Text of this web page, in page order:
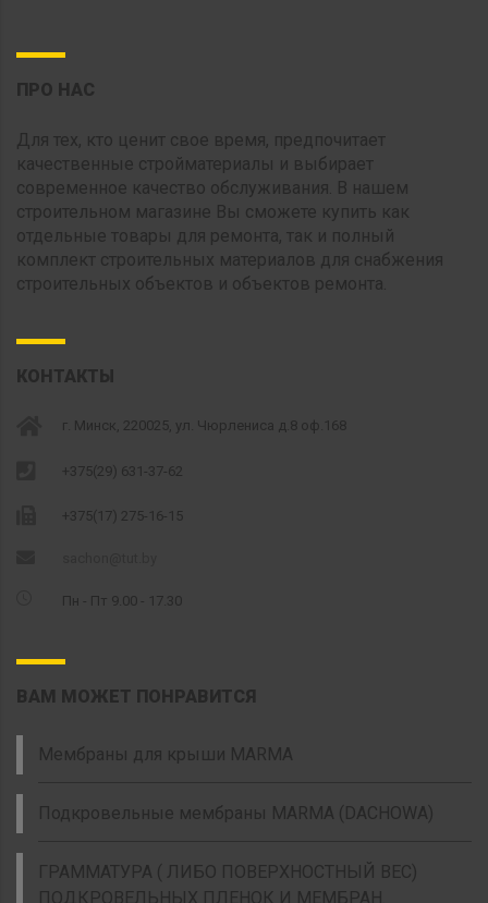
ПРО НАС
Для тех, кто ценит свое время, предпочитает
качественные стройматериалы и выбирает
современное качество обслуживания. В нашем
строительном магазине Вы сможете купить как
отдельные товары для ремонта, так и полный
комплект строительных материалов для снабжения
строительных объектов и объектов ремонта.
КОНТАКТЫ
г. Минск, 220025, ул. Чюрлениса д.8 оф.168
+375(29) 631-37-62
+375(17) 275-16-15
Пн - Пт 9.00 - 17.30
ВАМ МОЖЕТ ПОНРАВИТСЯ
Мембраны для крыши MARMA
Подкровельные мембраны MARMA (DACHOWA)
ГРАММАТУРА ( ЛИБО ПОВЕРХНОСТНЫЙ ВЕС)
ПОДКРОВЕЛЬНЫХ ПЛЕНОК И МЕМБРАН.